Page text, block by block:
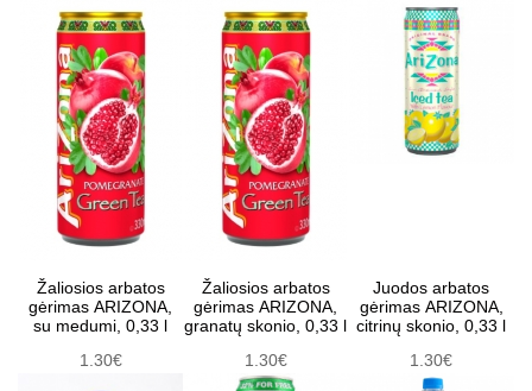
Žaliosios arbatos
gėrimas ARIZONA,
su medumi, 0,33 l
1.30€
Žaliosios arbatos
gėrimas ARIZONA,
granatų skonio, 0,33 l
1.30€
Juodos arbatos
gėrimas ARIZONA,
citrinų skonio, 0,33 l
1.30€